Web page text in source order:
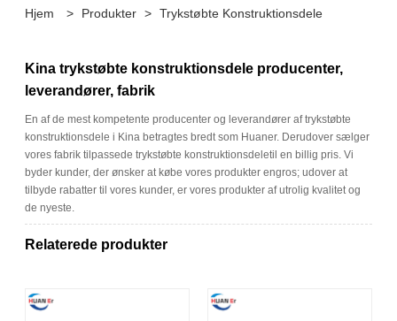
Hjem > Produkter > Trykstøbte Konstruktionsdele
Kina trykstøbte konstruktionsdele producenter,
leverandører, fabrik
En af de mest kompetente producenter og leverandører af trykstøbte
konstruktionsdele i Kina betragtes bredt som Huaner. Derudover sælger
vores fabrik tilpassede trykstøbte konstruktionsdeletil en billig pris. Vi
byder kunder, der ønsker at købe vores produkter engros; udover at
tilbyde rabatter til vores kunder, er vores produkter af utrolig kvalitet og
de nyeste.
Relaterede produkter